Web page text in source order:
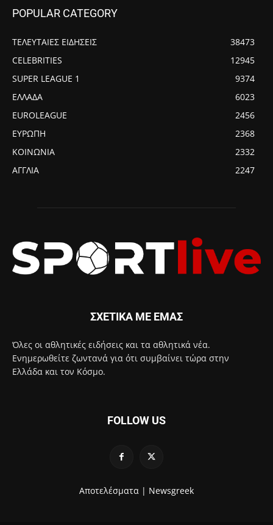
POPULAR CATEGORY
ΤΕΛΕΥΤΑΙΕΣ ΕΙΔΗΣΕΙΣ
38473
CELEBRITIES
12945
SUPER LEAGUE 1
9374
ΕΛΛΑΔΑ
6023
EUROLEAGUE
2456
ΕΥΡΩΠΗ
2368
ΚΟΙΝΩΝΙΑ
2332
ΑΓΓΛΙΑ
2247
ΣΧΕΤΙΚΑ ΜΕ ΕΜΑΣ
Όλες οι αθλητικές ειδήσεις και τα αθλητικά νέα.
Ενημερωθείτε ζωντανά για ότι συμβαίνει τώρα στην
Ελλάδα και τον Κόσμο.
FOLLOW US
Αποτελέσματα | Newsgreek